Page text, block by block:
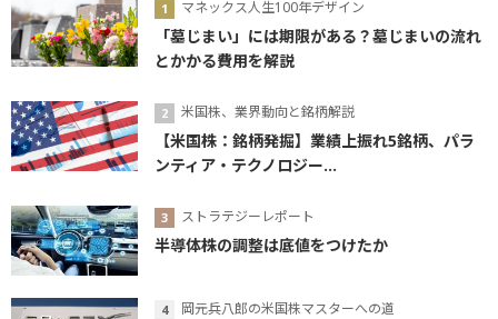
マネックス人生100年デザイン
「墓じまい」には期限がある？墓じまいの流れ
とかかる費用を解説
米国株、業界動向と銘柄解説
【米国株：銘柄発掘】業績上振れ5銘柄、パラ
ンティア・テクノロジー...
ストラテジーレポート
半導体株の調整は底値をつけたか
岡元兵八郎の米国株マスターへの道